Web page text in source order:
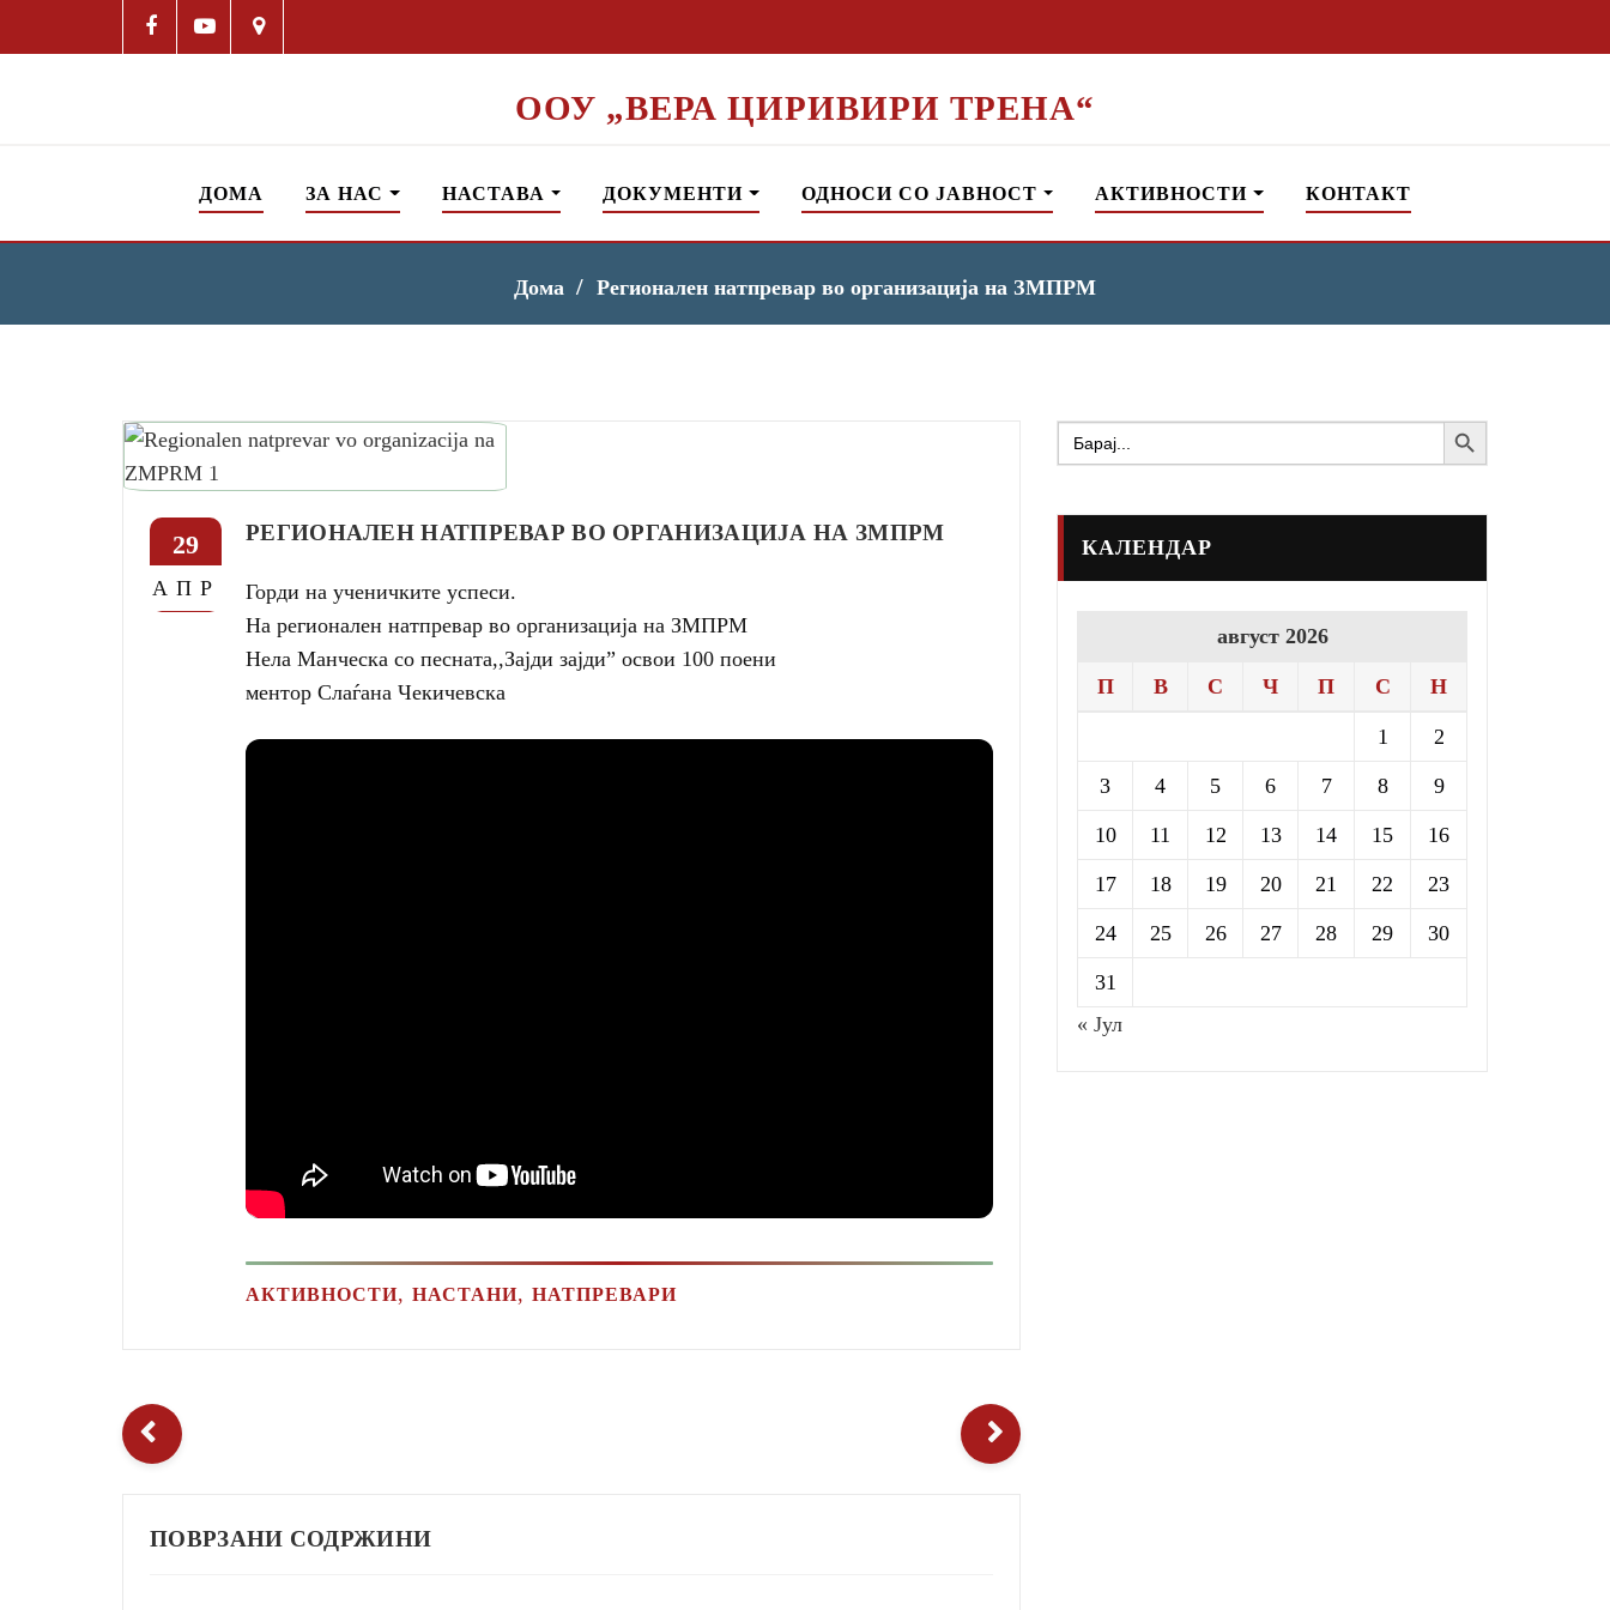
ООУ „ВЕРА ЦИРИВИРИ ТРЕНА“
ДОМА ЗА НАС НАСТАВА ДОКУМЕНТИ ОДНОСИ СО ЈАВНОСТ АКТИВНОСТИ КОНТАКТ
Дома Регионален натпревар во организација на ЗМПРМ
29
АПР
РЕГИОНАЛЕН НАТПРЕВАР ВО ОРГАНИЗАЦИЈА НА ЗМПРМ
Горди на ученичките успеси.
На регионален натпревар во организација на ЗМПРМ
Нела Манческа со песната,,Зајди зајди” освои 100 поени
ментор Слаѓана Чекичевска
АКТИВНОСТИ, НАСТАНИ, НАТПРЕВАРИ
ПОВРЗАНИ СОДРЖИНИ
Search
for:
Search Button
КАЛЕНДАР
август 2026
П В С Ч П С Н
1 2
3 4 5 6 7 8 9
10 11 12 13 14 15 16
17 18 19 20 21 22 23
24 25 26 27 28 29 30
31
« Јул